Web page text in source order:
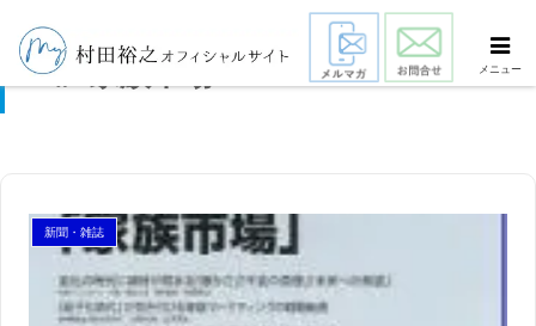
スマート・エイジング
家族市場
新聞・雑誌
メニュー